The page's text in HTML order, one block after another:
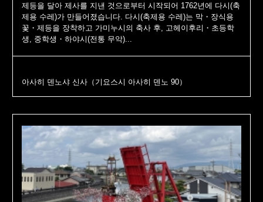
제등을 달아 제사를 지낸 것으로부터 시작되어 1762년에 다시(축
제용 수레)가 만들어졌습니다. 다시(축제용 수레)는 막・장식용
꽃・제등을 장착하고 가미누시의 축사 후, 고헤이후리・초등학
생, 중학생・하야시(전통 무악)...
아사히 덴노샤 신사（기요스시 아사히 덴노 90）